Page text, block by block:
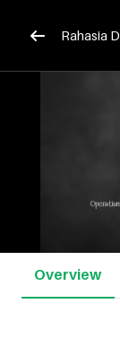
Rahasia
Overview